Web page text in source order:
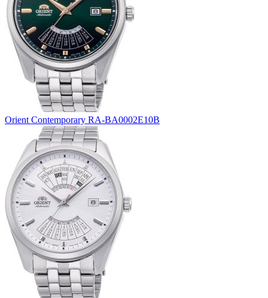
Orient Contemporary RA-BA0002E10B